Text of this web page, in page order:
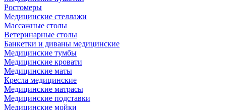
Ростомеры
Медицинские стеллажи
Массажные столы
Ветеринарные столы
Банкетки и диваны медицинские
Медицинские тумбы
Медицинские кровати
Медицинские маты
Кресла медицинские
Медицинские матрасы
Медицинские подставки
Медицинские мойки